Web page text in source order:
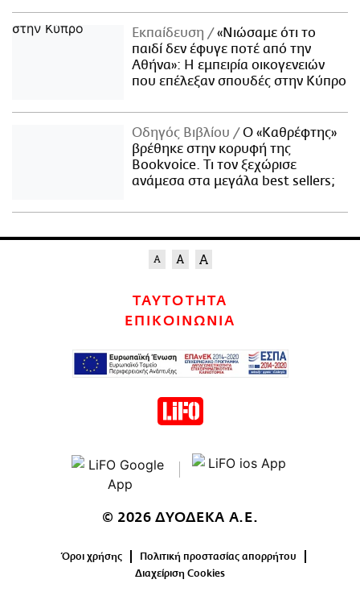
Εκπαίδευση
«Νιώσαμε ότι το
παιδί δεν έφυγε ποτέ από την
Αθήνα»: Η εμπειρία οικογενειών
που επέλεξαν σπουδές στην Κύπρο
Οδηγός Βιβλίου
Ο «Καθρέφτης»
βρέθηκε στην κορυφή της
Bookvoice. Τι τον ξεχώρισε
ανάμεσα στα μεγάλα best sellers;
ΤΑΥΤΟΤΗΤΑ
ΕΠΙΚΟΙΝΩΝΙΑ
© 2026 ΔΥΟΔΕΚΑ Α.Ε.
Όροι χρήσης
Πολιτική προστασίας απορρήτου
Διαχείριση Cookies